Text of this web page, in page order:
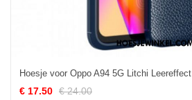
Hoesje voor Oppo A94 5G Litchi Leereffect
€ 17.50 € 24.00